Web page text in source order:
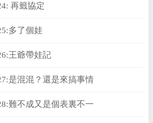
再籤協定
多了個娃
王爺帶娃記
是混混？還是來搞事情
難不成又是個表裏不一